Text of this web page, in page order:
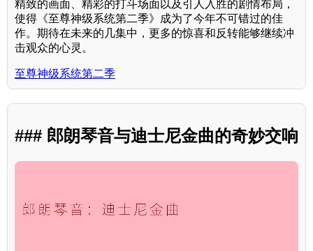
精致的画面、精彩的打斗场面以及引人入胜的剧情布局，
使得《至尊神级系统第二季》成为了今年不可错过的佳
作。期待在未来的几集中，更多的惊喜和反转能够继续冲
击观众的心灵。
至尊神级系统第二季
### 郎朗琴音与迪士尼金曲的奇妙交响